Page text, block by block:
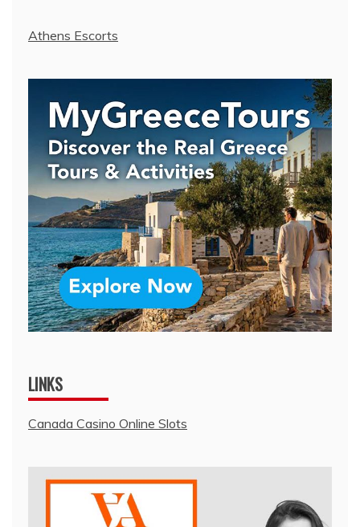
Athens Escorts
LINKS
Canada Casino Online Slots